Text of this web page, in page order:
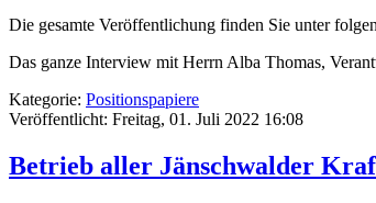
Die gesamte Veröffentlichung finden Sie unter
Das ganze Interview mit Herrn Alba Thomas,
Kategorie: Positionspapiere
Veröffentlicht: Freitag, 01. Juli 2022 16:08
Betrieb aller Jänschwalder